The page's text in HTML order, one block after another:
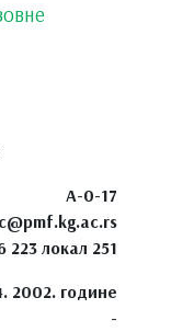
А-0-17
223 локал 251
2002. године
-